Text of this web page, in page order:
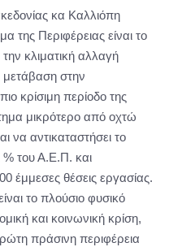
κα Καλλιόπη
της Περιφέρειας είναι το
κλιματική αλλαγή
μετάβαση στην
κρίσιμη περίοδο της
μικρότερο από οχτώ
να αντικαταστήσει το
% του Α.Ε.Π. και
έμμεσες θέσεις εργασίας.
το πλούσιο φυσικό
και κοινωνική κρίση,
πράσινη περιφέρεια